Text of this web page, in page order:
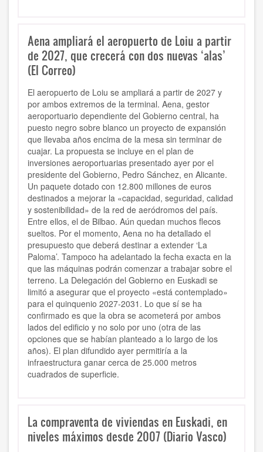
Aena ampliará el aeropuerto de Loiu a partir
de 2027, que crecerá con dos nuevas ‘alas’
(El Correo)
El aeropuerto de Loiu se ampliará a partir de 2027 y
por ambos extremos de la terminal. Aena, gestor
aeroportuario dependiente del Gobierno central, ha
puesto negro sobre blanco un proyecto de expansión
que llevaba años encima de la mesa sin terminar de
cuajar. La propuesta se incluye en el plan de
inversiones aeroportuarias presentado ayer por el
presidente del Gobierno, Pedro Sánchez, en Alicante.
Un paquete dotado con 12.800 millones de euros
destinados a mejorar la «capacidad, seguridad, calidad
y sostenibilidad» de la red de aeródromos del país.
Entre ellos, el de Bilbao. Aún quedan muchos flecos
sueltos. Por el momento, Aena no ha detallado el
presupuesto que deberá destinar a extender ‘La
Paloma’. Tampoco ha adelantado la fecha exacta en la
que las máquinas podrán comenzar a trabajar sobre el
terreno. La Delegación del Gobierno en Euskadi se
limitó a asegurar que el proyecto «está contemplado»
para el quinquenio 2027-2031. Lo que sí se ha
confirmado es que la obra se acometerá por ambos
lados del edificio y no solo por uno (otra de las
opciones que se habían planteado a lo largo de los
años). El plan difundido ayer permitiría a la
infraestructura ganar cerca de 25.000 metros
cuadrados de superficie.
La compraventa de viviendas en Euskadi, en
niveles máximos desde 2007 (Diario Vasco)